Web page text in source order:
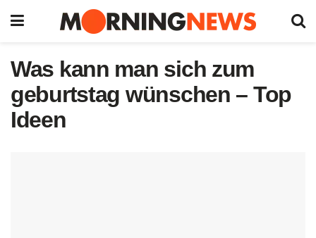
Was kann man sich zum
geburtstag wünschen – Top
Ideen